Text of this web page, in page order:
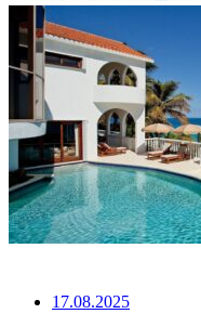
17.08.2025